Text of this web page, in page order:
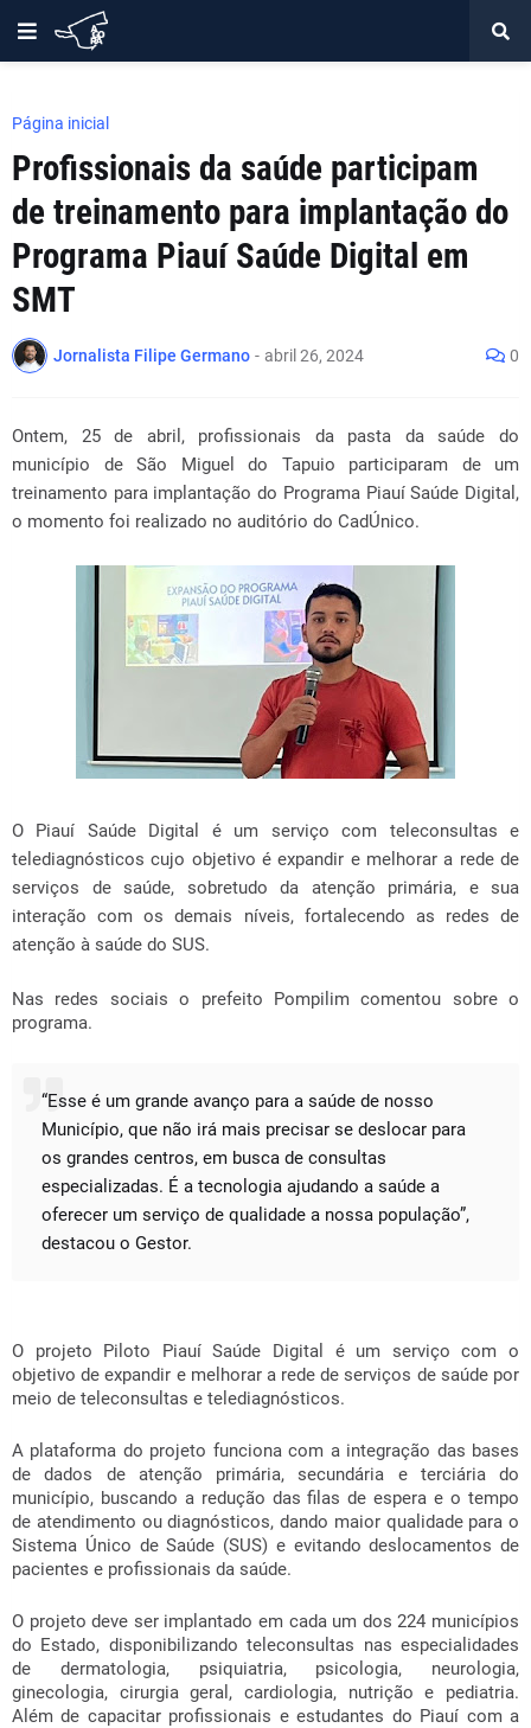
Página inicial
Profissionais da saúde participam
de treinamento para implantação do
Programa Piauí Saúde Digital em
SMT
Jornalista Filipe Germano - abril 26, 2024 0
Ontem, 25 de abril, profissionais da pasta da saúde do
município de São Miguel do Tapuio participaram de um
treinamento para implantação do Programa Piauí Saúde Digital,
o momento foi realizado no auditório do CadÚnico.
O Piauí Saúde Digital é um serviço com teleconsultas e
telediagnósticos cujo objetivo é expandir e melhorar a rede de
serviços de saúde, sobretudo da atenção primária, e sua
interação com os demais níveis, fortalecendo as redes de
atenção à saúde do SUS.
Nas redes sociais o prefeito Pompilim comentou sobre o
programa.
“Esse é um grande avanço para a saúde de nosso
Município, que não irá mais precisar se deslocar para
os grandes centros, em busca de consultas
especializadas. É a tecnologia ajudando a saúde a
oferecer um serviço de qualidade a nossa população”,
destacou o Gestor.
O projeto Piloto Piauí Saúde Digital é um serviço com o
objetivo de expandir e melhorar a rede de serviços de saúde por
meio de teleconsultas e telediagnósticos.
A plataforma do projeto funciona com a integração das bases
de dados de atenção primária, secundária e terciária do
município, buscando a redução das filas de espera e o tempo
de atendimento ou diagnósticos, dando maior qualidade para o
Sistema Único de Saúde (SUS) e evitando deslocamentos de
pacientes e profissionais da saúde.
O projeto deve ser implantado em cada um dos 224 municípios
do Estado, disponibilizando teleconsultas nas especialidades
de dermatologia, psiquiatria, psicologia, neurologia,
ginecologia, cirurgia geral, cardiologia, nutrição e pediatria.
Além de capacitar profissionais e estudantes do Piauí com a